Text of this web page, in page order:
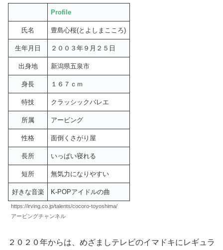
Profile
氏名 豊島心桜(とよしまこころ)
生年月日 ２００３年９月２５日
出身地 新潟県五泉市
身長 １６７ｃｍ
特技 クラッシックバレエ
所属 アービング
性格 面倒くさがり屋
長所 いっぱい寝れる
短所 無気力になりやすい
好きな音楽 K-POPアイドルの曲
https://irving.co.jp/talents/cocoro-toyoshima/
アービングチャンネル
２０２０年からは、めざましテレビのイマドキにレギュラ